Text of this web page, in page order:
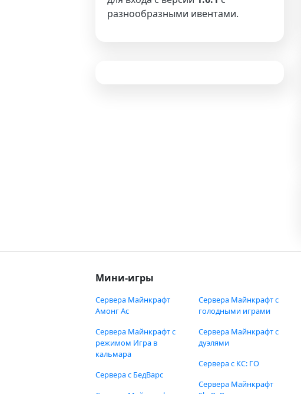
разнообразными ивентами.
Мини-игры
Сервера Майнкрафт
Амонг Ас
Сервера Майнкрафт с
режимом Игра в
кальмара
Сервера с БедВарс
Сервера Майнкрафт с
голодными играми
Сервера Майнкрафт с
дуэлями
Сервера с КС: ГО
Сервера Майнкрафт